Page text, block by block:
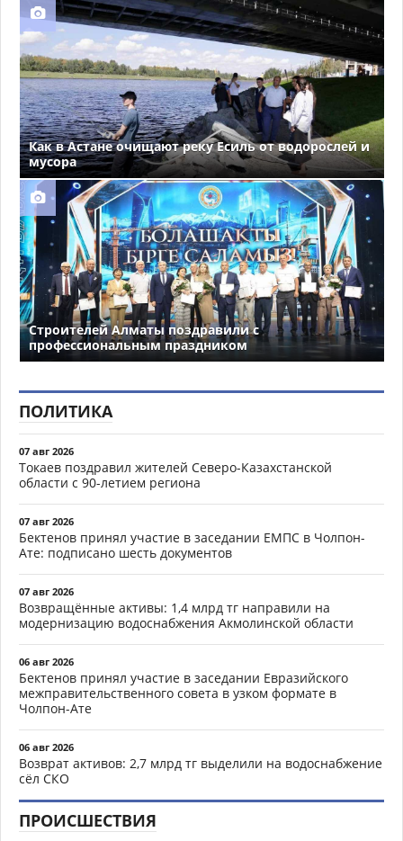
Как в Астане очищают реку Есиль от водорослей и
мусора
Строителей Алматы поздравили с
профессиональным праздником
ПОЛИТИКА
07 авг 2026
Токаев поздравил жителей Северо-Казахстанской
области с 90-летием региона
07 авг 2026
Бектенов принял участие в заседании ЕМПС в Чолпон-
Ате: подписано шесть документов
07 авг 2026
Возвращённые активы: 1,4 млрд тг направили на
модернизацию водоснабжения Акмолинской области
06 авг 2026
Бектенов принял участие в заседании Евразийского
межправительственного совета в узком формате в
Чолпон-Ате
06 авг 2026
Возврат активов: 2,7 млрд тг выделили на водоснабжение
сёл СКО
ПРОИСШЕСТВИЯ